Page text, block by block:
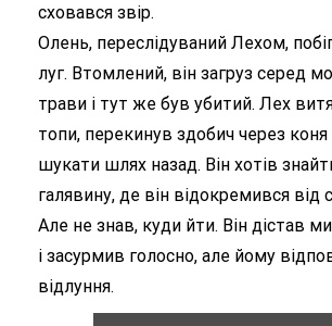
сховався звір.
Олень, переслідуваний Лехом,
луг. Втомлений, він загруз серед
трави і тут же був убитий. Лех
топи, перекинув здобич через коня
шукати шлях назад. Він хотів
галявину, де він відокремився від
Але не знав, куди йти. Він дістав
і засурмив голосно, але йому
відлуння.